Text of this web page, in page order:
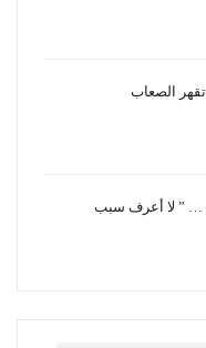
الصعاب
… ” لا أعرف سبب